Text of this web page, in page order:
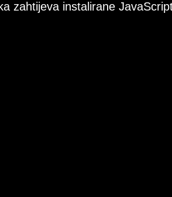
zahtijeva instalirane